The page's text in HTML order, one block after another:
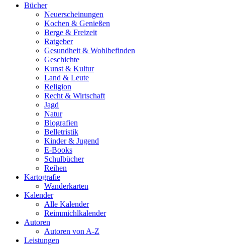
Bücher
Neuerscheinungen
Kochen & Genießen
Berge & Freizeit
Ratgeber
Gesundheit & Wohlbefinden
Geschichte
Kunst & Kultur
Land & Leute
Religion
Recht & Wirtschaft
Jagd
Natur
Biografien
Belletristik
Kinder & Jugend
E-Books
Schulbücher
Reihen
Kartografie
Wanderkarten
Kalender
Alle Kalender
Reimmichlkalender
Autoren
Autoren von A-Z
Leistungen